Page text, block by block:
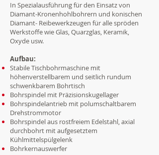
In Spezialausführung für den Einsatz von
Diamant-Kronenhohlbohrern und konischen
Diamant- Reibewerkzeugen für alle spröden
Werkstoffe wie Glas, Quarzglas, Keramik,
Oxyde usw.
Aufbau:
Stabile Tischbohrmaschine mit
höhenverstellbarem und seitlich rundum
schwenkbarem Bohrtisch
Bohrspindel mit Präzisionskugellager
Bohrspindelantrieb mit polumschaltbarem
Drehstrommotor
Bohrspindel aus rostfreiem Edelstahl, axial
durchbohrt mitaufgesetztem
Kühlmittelspülgelenk
Bohrkernauswerfer